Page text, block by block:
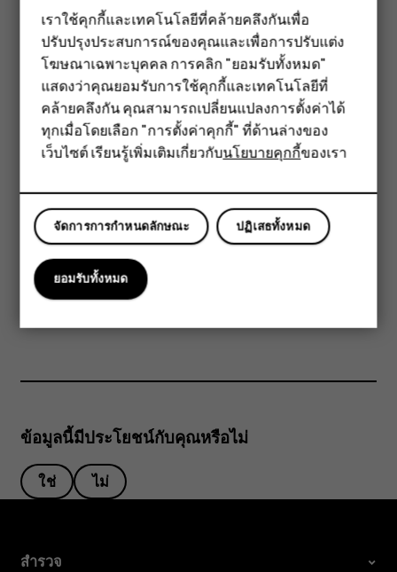
สมาร์ทโฟน
ฟีเจอร์โฟน
อุปกรณ์เสริม
แท็บเล็ต
อุปกรณ์เสริมบางอย่างที่กล่าวถึงในคู่มือผู้ใช้ เช่น อุปกรณ์ชาร์จ
ชุดหูฟัง หรือสายข้อมูล อาจจำหน่ายแยกต่างหาก
ส่วนประกอบและช่องเสียบ อำนาจแม่เหล็ก
อย่าต่อโทรศัพท์กับอุปกรณ์ที่ส่งสัญญาณขาออก เพราะอาจทำให้
โทรศัพท์เกิดความเสียหายได้ ห้ามเชื่อมต่อแหล่งจ่ายไฟใดๆ เข้า
กับช่องเสียบสัญญาณเสียง หากคุณเชื่อมต่ออุปกรณ์ภายนอกหรือ
ชุดหูฟังใดๆ ที่ไม่ได้รับการรับรองให้ใช้กับอุปกรณ์นี้ เข้ากับช่อง
พิเศษ
ชิ้นส่วนของอุปกรณ์มีคุณสมบัติเป็นแม่เหล็ก อุปกรณ์นี้อาจดึงดูด
วัสดุที่เป็นโลหะ ห้ามวางบัตรเครดิตหรือบัตรแถบแม่เหล็กอื่นๆ
ใกล้กับอุปกรณ์เป็นเวลานานๆ เนื่องจากบัตรอาจได้รับความเสีย
หายได้
ข้อมูลนี้มีประโยชน์กับคุณหรือไม่
ใช่ ไม่
สำรวจ
เราใช้คุกกี้และเทคโนโลยีที่คล้ายคลึงกันเพื่อ
ปรับปรุงประสบการณ์ของคุณและเพื่อการปรับแต่ง
โฆษณาเฉพาะบุคคล การคลิก "ยอมรับทั้งหมด"
แสดงว่าคุณยอมรับการใช้คุกกี้และเทคโนโลยีที่
คล้ายคลึงกัน คุณสามารถเปลี่ยนแปลงการตั้งค่าได้
ทุกเมื่อโดยเลือก "การตั้งค่าคุกกี้" ที่ด้านล่างของ
เว็บไซต์ เรียนรู้เพิ่มเติมเกี่ยวกับนโยบายคุกกี้ของเรา
ปฏิเสธทั้งหมด
จัดการการกำหนดลักษณะ
ยอมรับทั้งหมด